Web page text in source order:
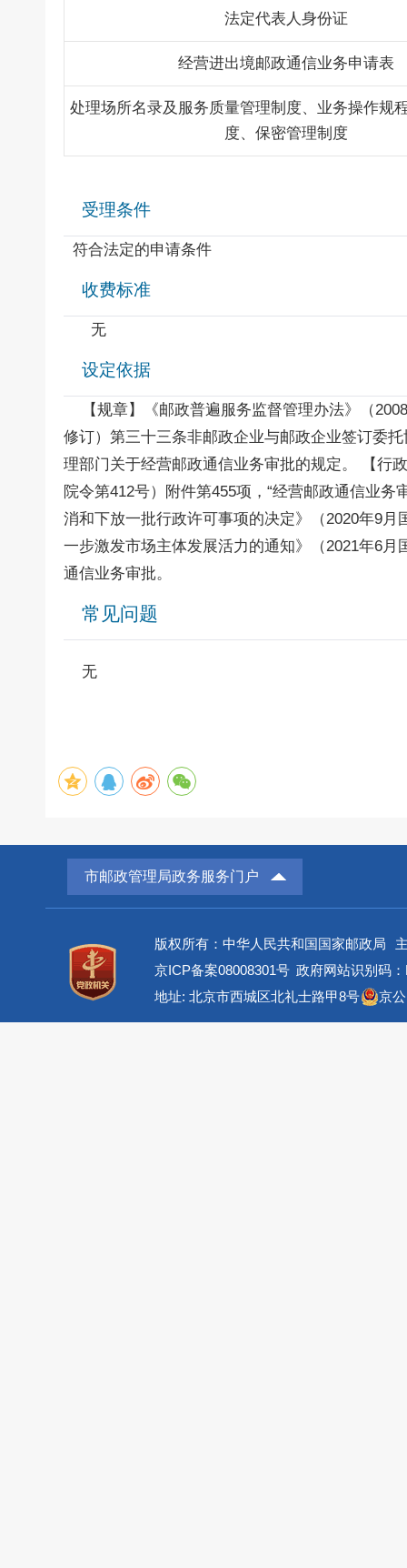
法定代表人身份证
经营进出境邮政通信业务申请表
处理场所名录及服务质量管理制度、业务操作规
度、保密管理制度
受理条件
符合法定的申请条件
收费标准
无
设定依据
【规章】《邮政普遍服务监督管理办法》（
修订）第三十三条非邮政企业与邮政企业签订委
理部门关于经营邮政通信业务审批的规定。 【行
院令第412号）附件第455项，“经营邮政通信业
消和下放一批行政许可事项的决定》（2020年9
一步激发市场主体发展活力的通知》（2021年6
通信业务审批。
常见问题
无
市邮政管理局政务服务门户
版权所有：中华人民共和国国家邮政局
京ICP备案08008301号 政府网站识别码
地址: 北京市西城区北礼士路甲8号
京